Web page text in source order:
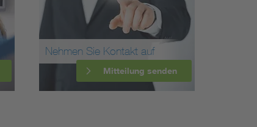
Nehmen Sie Kontakt auf
Mitteilung senden